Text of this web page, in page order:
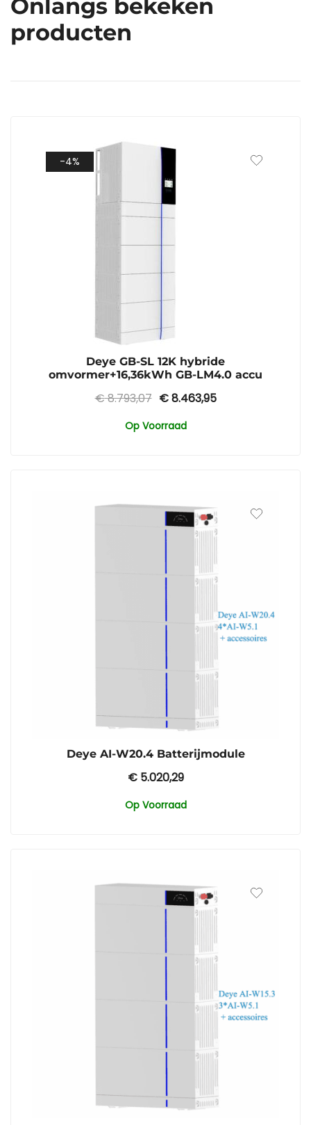
Onlangs bekeken
producten
-4%
Deye GB-SL 12K hybride
omvormer+16,36kWh GB-LM4.0 accu
€8.793,07 Oorspronkelijke
was:
€8.463,95Huidige
Op Voorraad
Deye AI-W20.4 Batterijmodule
€5.020,29
Op Voorraad